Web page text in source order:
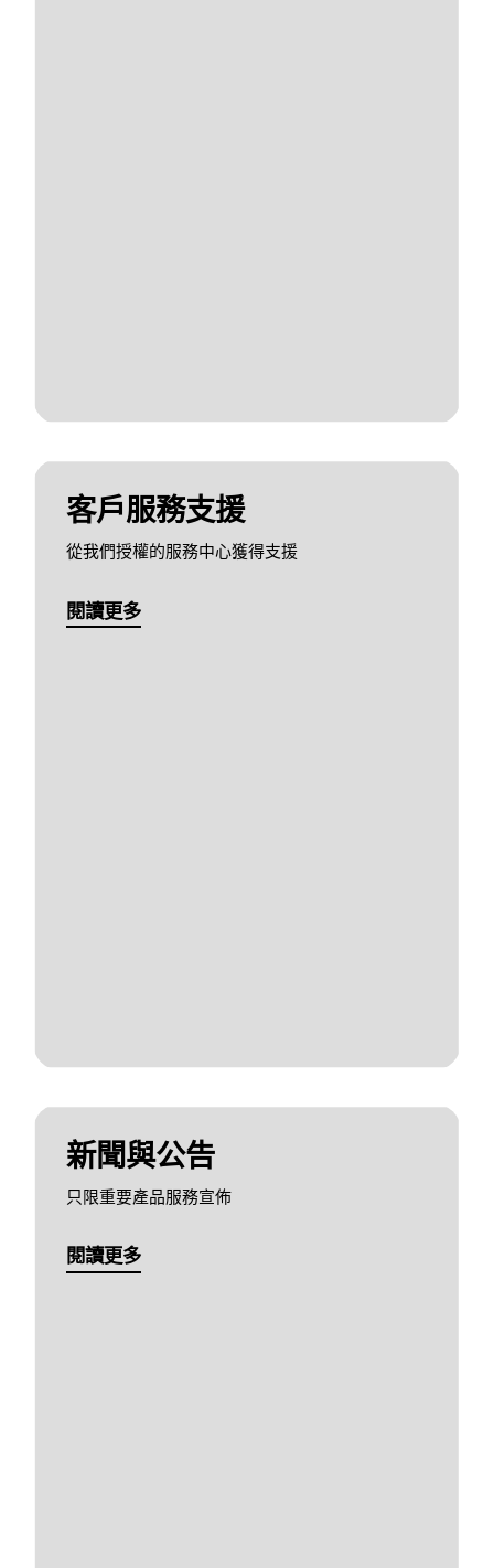
客戶服務支援
從我們授權的服務中心獲得支援
閱讀更多
新聞與公告
只限重要產品服務宣佈
閱讀更多